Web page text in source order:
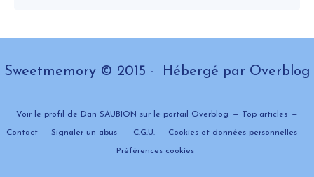
Sweetmemory © 2015 - Hébergé par Overblog
Voir le profil de Dan SAUBION sur le portail Overblog Top articles
Contact Signaler un abus C.G.U. Cookies et données personnelles
Préférences cookies